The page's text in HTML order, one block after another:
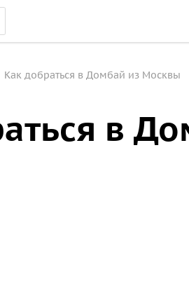
Как добраться в Домбай из Москвы
в